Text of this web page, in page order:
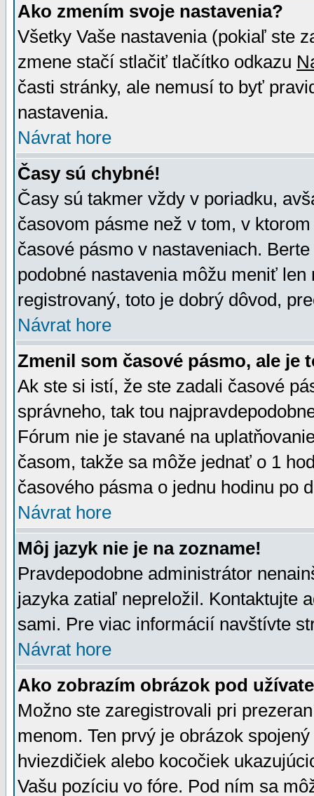
Ako zmením svoje nastavenia?
Všetky Vaše nastavenia (pokiaľ ste
zmene stačí stlačiť tlačítko odkazu
časti stránky, ale nemusí to byť
nastavenia.
Návrat hore
Časy sú chybné!
Časy sú takmer vždy v poriadku,
časovom pásme než v tom, v
časové pásmo v nastaveniach.
podobné nastavenia môžu meniť
registrovaný, toto je dobrý dôvod,
Návrat hore
Zmenil som časové pásmo, ale je
Ak ste si istí, že ste zadali časové
správneho, tak tou
Fórum nie je stavané na
časom, takže sa môže jednať o 1
časového pásma o jednu hodinu po
Návrat hore
Môj jazyk nie je na zozname!
Pravdepodobne administrátor
jazyka zatiaľ nepreložil. Kontaktujte
sami. Pre viac informácií navštívte
Návrat hore
Ako zobrazím obrázok pod
Možno ste zaregistrovali pri
menom. Ten prvý je obrázok
hviezdičiek alebo kocočiek
Vašu pozíciu vo fóre. Pod ním sa